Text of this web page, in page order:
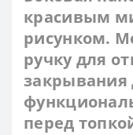
красивым
рисунком.
ручку для
закрывания
перед